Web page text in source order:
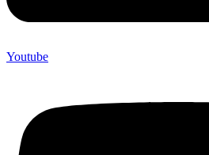
Youtube